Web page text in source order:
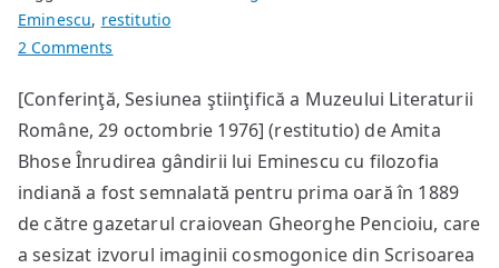
Eminescu, restitutio
2 Comments
şi
mitologie
indiană
în
“Sărmanul
[Conferinţă, Sesiunea ştiinţifică a Muzeului Literaturii
Române, 29 octombrie 1976] (restitutio) de Amita
Bhose Înrudirea gândirii lui Eminescu cu filozofia
indiană a fost semnalată pentru prima oară în 1889
de către gazetarul craiovean Gheorghe Pencioiu, care
a sesizat izvorul imaginii cosmogonice din Scrisoarea